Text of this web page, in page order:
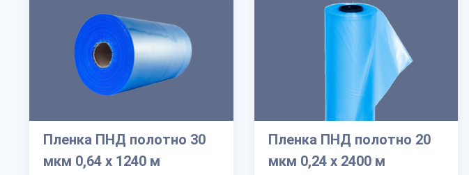
Пленка ПНД полотно 30
мкм 0,64 х 1240 м
Пленка ПНД полотно 20
мкм 0,24 х 2400 м